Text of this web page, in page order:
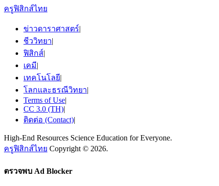
ครูฟิสิกส์ไทย
ข่าวดาราศาสตร์|
ชีววิทยา|
ฟิสิกส์|
เคมี|
เทคโนโลยี|
โลกและธรณีวิทยา|
Terms of Use|
CC 3.0 (TH)|
ติดต่อ (Contact)|
High-End Resources Science Education for Everyone.
ครูฟิสิกส์ไทย Copyright © 2026.
ตรวจพบ Ad Blocker